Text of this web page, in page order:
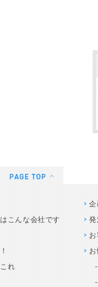
こんな会社です
れ
企
発
お
お